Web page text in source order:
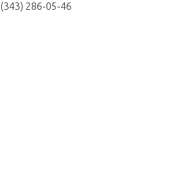
(343) 286-05-46